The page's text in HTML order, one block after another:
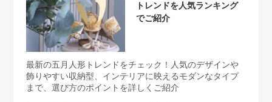
トレンドを人気ランキング
でご紹介
最新の五月人形トレンドをチェック！人気のデザインや
飾りやすい収納型、インテリアに映えるモダンなタイプ
まで、選び方のポイントを詳しくご紹介